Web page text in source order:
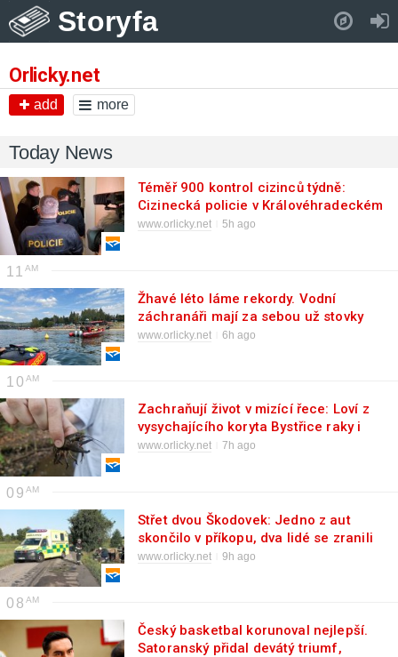
Storyfa
Orlicky.net
add more
Today News
Téměř 900 kontrol cizinců týdně:
Cizinecká policie v Královéhradeckém
kraji zpřísnila dohled nad ubytovnami i
www.orlicky.net 5h ago
11
Žhavé léto láme rekordy. Vodní
záchranáři mají za sebou už stovky
zásahů, spouštějí varovnou kampaň
www.orlicky.net 6h ago
10
Zachraňují život v mizící řece: Loví z
vysychajícího koryta Bystřice raky i
mihule
www.orlicky.net 7h ago
09
Střet dvou Škodovek: Jedno z aut
skončilo v příkopu, dva lidé se zranili
www.orlicky.net 9h ago
08
Český basketbal korunoval nejlepší.
Satoranský přidal devátý triumf,
Pull down to refresh..